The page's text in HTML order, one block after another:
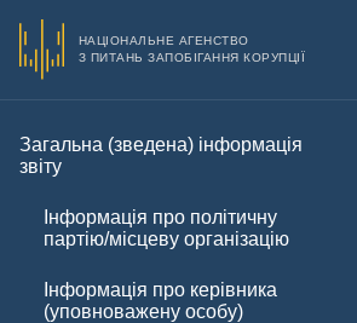
НАЦІОНАЛЬНЕ АГЕНСТВО
З ПИТАНЬ ЗАПОБІГАННЯ КОРУПЦІЇ
Загальна (зведена) інформація
звіту
Інформація про політичну
партію/місцеву організацію
Інформація про керівника
(уповноважену особу)